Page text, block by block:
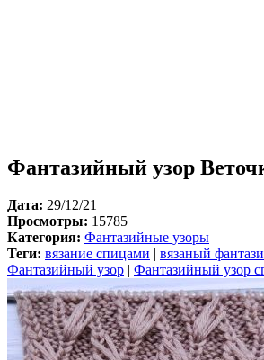
Фантазийный узор
Дата: 29/12/21
Просмотры: 15785
Категория: Фантазийные узоры
Теги: вязание спицами вязаный
Фантазийный узор
Фантазийный узор